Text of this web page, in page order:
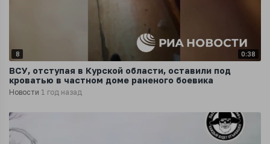
8 0:38
ВСУ, отступая в Курской области, оставили под
кроватью в частном доме раненого боевика
Новости 1 год назад